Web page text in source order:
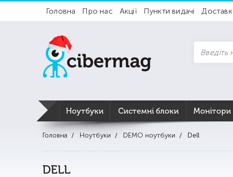
Головна Про нас Акції Пункти видачі
Ноутбуки Системні блоки Монітори
Головна Ноутбуки DEMO ноутбуки Dell
DELL